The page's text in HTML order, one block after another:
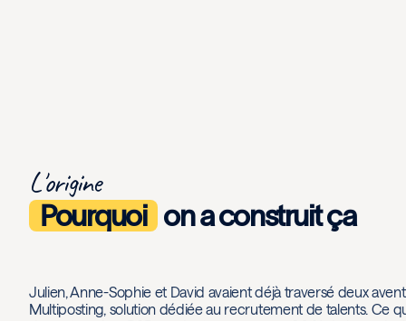
L'origine
Pourquoi on a construit ça
Julien, Anne-Sophie et David avaient déjà traversé deux
Multiposting, solution dédiée au recrutement de talents. Ce